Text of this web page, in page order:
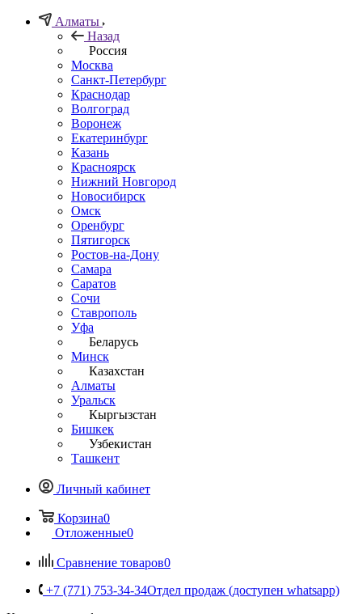
Алматы
Назад
Россия
Москва
Санкт-Петербург
Краснодар
Волгоград
Воронеж
Екатеринбург
Казань
Красноярск
Нижний Новгород
Новосибирск
Омск
Оренбург
Пятигорск
Ростов-на-Дону
Самара
Саратов
Сочи
Ставрополь
Уфа
Беларусь
Минск
Казахстан
Алматы
Уральск
Кыргызстан
Бишкек
Узбекистан
Ташкент
Личный кабинет
Корзина0
Отложенные0
Сравнение товаров0
+7 (771) 753-34-34Отдел продаж (доступен whatsapp)